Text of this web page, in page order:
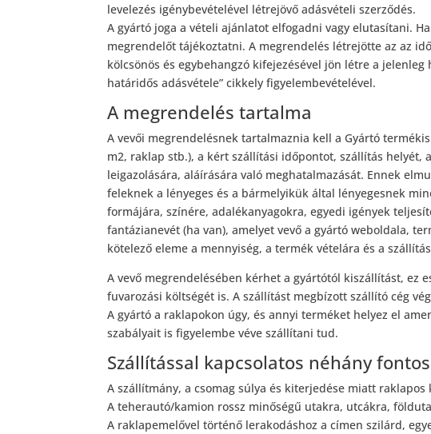
levelezés igénybevételével létrejövő adásvételi szerződés.
A gyártó joga a vételi ajánlatot elfogadni vagy elutasítani.
megrendelőt tájékoztatni. A megrendelés létrejötte az az
kölcsönös és egybehangzó kifejezésével jön létre a
határidős adásvétele” cikkely figyelembevételével.
A megrendelés tartalma
A vevői megrendelésnek tartalmaznia kell a Gyártó
m2, raklap stb.), a kért szállítási időpontot, szállítás helyét,
leigazolására, aláírására való meghatalmazását. Ennek
feleknek a lényeges és a bármelyikük által lényegesnek
formájára, színére, adalékanyagokra, egyedi igények
fantázianevét (ha van), amelyet vevő a gyártó weboldala,
kötelező eleme a mennyiség, a termék vételára és a
A vevő megrendelésében kérhet a gyártótól kiszállítást,
fuvarozási költségét is. A szállítást megbízott szállító cég
A gyártó a raklapokon úgy, és annyi terméket helyez el
szabályait is figyelembe véve szállítani tud.
Szállítással kapcsolatos néhány
A szállítmány, a csomag súlya és kiterjedése miatt
A teherautó/kamion rossz minőségű utakra, utcákra,
A raklapemelővel történő lerakodáshoz a címen szilárd,